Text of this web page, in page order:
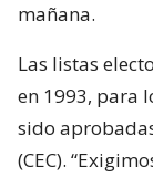
mañana.
Las listas
en 1993, para
sido
(CEC).